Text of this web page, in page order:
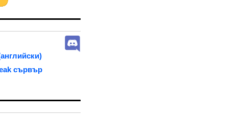
сървър